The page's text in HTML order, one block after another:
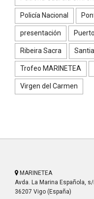
Policía Nacional
presentación
Ribeira Sacra
Trofeo MARINETEA
Virgen del Carmen
MARINETEA
Avda. La Marina Española,
36207 Vigo (España)